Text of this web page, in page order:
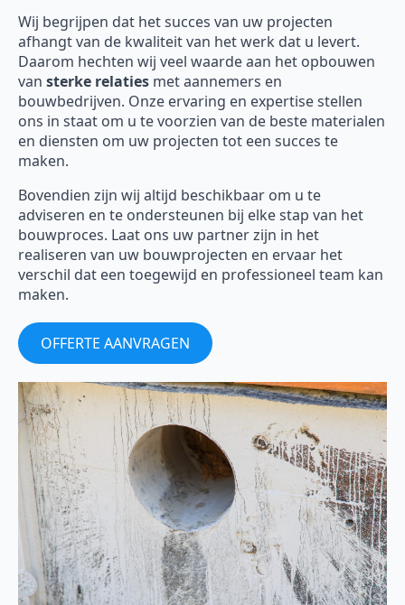
Wij begrijpen dat het succes van uw projecten
afhangt van de kwaliteit van het werk dat u levert.
Daarom hechten wij veel waarde aan het opbouwen
van sterke relaties met aannemers en
bouwbedrijven. Onze ervaring en expertise stellen
ons in staat om u te voorzien van de beste materialen
en diensten om uw projecten tot een succes te
maken.
Bovendien zijn wij altijd beschikbaar om u te
adviseren en te ondersteunen bij elke stap van het
bouwproces. Laat ons uw partner zijn in het
realiseren van uw bouwprojecten en ervaar het
verschil dat een toegewijd en professioneel team kan
maken.
OFFERTE AANVRAGEN